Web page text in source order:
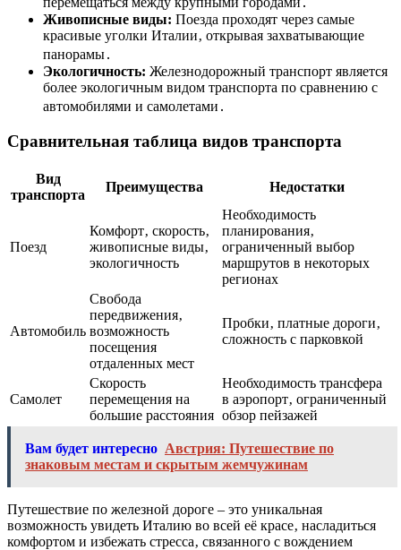
Живописные виды: Поезда проходят через самые
красивые уголки Италии‚ открывая захватывающие
панорамы․
Экологичность: Железнодорожный транспорт является
более экологичным видом транспорта по сравнению с
автомобилями и самолетами․
Сравнительная таблица видов транспорта
Вид
транспорта
Преимущества Недостатки
Поезд
Комфорт‚ скорость‚
живописные виды‚
экологичность
Необходимость
планирования‚
ограниченный выбор
маршрутов в некоторых
регионах
Автомобиль
Свобода
передвижения‚
возможность
посещения
отдаленных мест
Пробки‚ платные дороги‚
сложность с парковкой
Самолет
Скорость
перемещения на
большие расстояния
Необходимость трансфера
в аэропорт‚ ограниченный
обзор пейзажей
Вам будет интересно Австрия: Путешествие по
знаковым местам и скрытым жемчужинам
Путешествие по железной дороге – это уникальная
возможность увидеть Италию во всей её красе‚ насладиться
комфортом и избежать стресса‚ связанного с вождением